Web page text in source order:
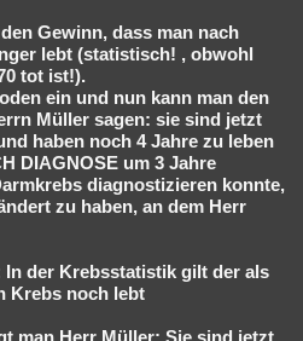
Gewinn, dass man nach
lebt (statistisch! , obwohl
tot ist!).
ein und nun kann man den
Müller sagen: sie sind jetzt
haben noch 4 Jahre zu leben
DIAGNOSE um 3 Jahre
diagnostizieren konnte,
zu haben, an dem Herr
In der Krebsstatistik gilt der als
Krebs noch lebt
man Herr Müller: Sie sind jetzt